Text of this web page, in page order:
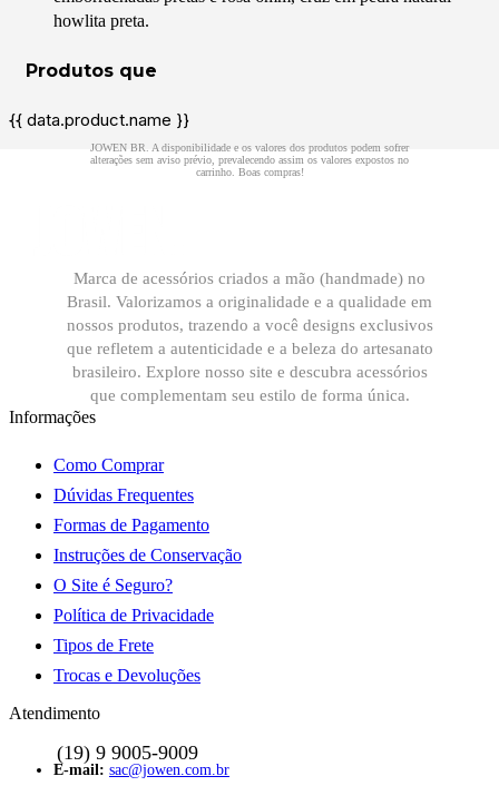
howlita preta.
{{ data.product.name }}
Marca de acessórios criados a mão (handmade) no
Brasil. Valorizamos a originalidade e a qualidade em
nossos produtos, trazendo a você designs exclusivos
que refletem a autenticidade e a beleza do artesanato
brasileiro. Explore nosso site e descubra acessórios
que complementam seu estilo de forma única.
Informações
Como Comprar
Dúvidas Frequentes
Formas de Pagamento
Instruções de Conservação
O Site é Seguro?
Política de Privacidade
Tipos de Frete
Trocas e Devoluções
Atendimento
sac@jowen.com.br